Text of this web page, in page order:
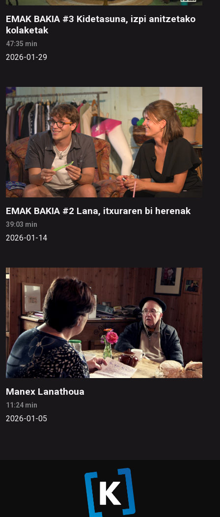
EMAK BAKIA #3 Kidetasuna, izpi anitzetako
kolaketak
47:35 min
2026-01-29
EMAK BAKIA #2 Lana, itxuraren bi herenak
39:03 min
2026-01-14
Manex Lanathoua
11:24 min
2026-01-05